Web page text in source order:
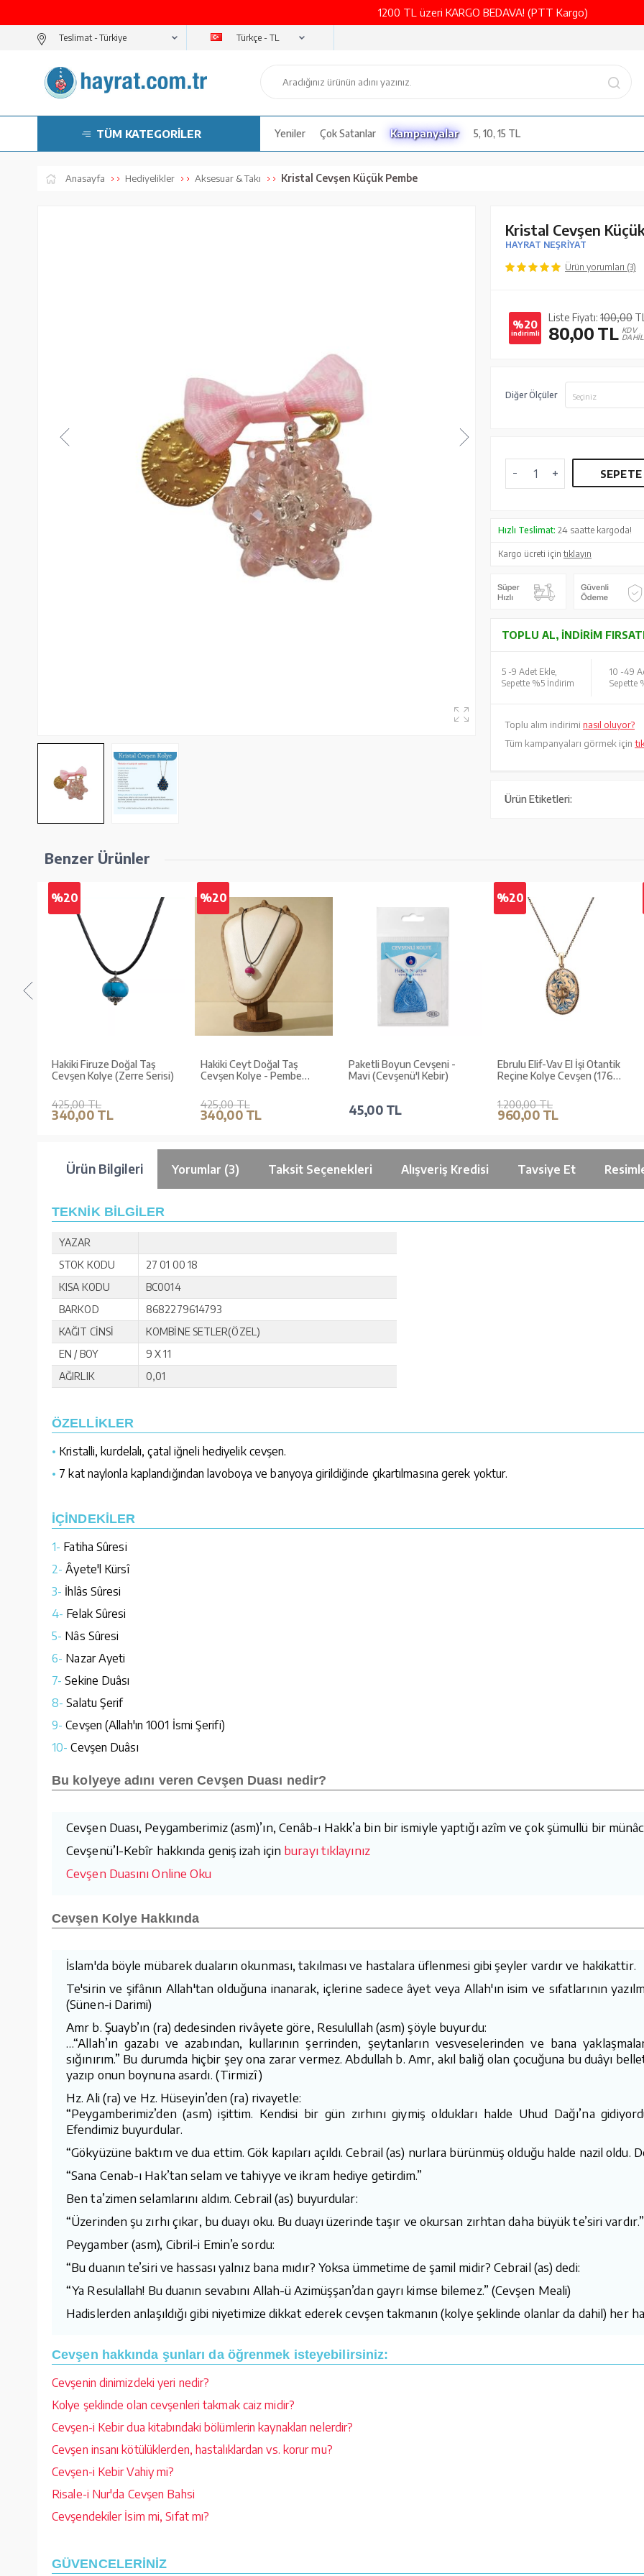
1200 TL üzeri KARGO BEDAVA! (PTT Kargo)
Teslimat - Türkçe - TL
TÜM KATEGORİLER Yeniler Çok Satanlar Kampanyalar 5, 10, 15 TL
Anasayfa Hediyelikler Aksesuar & Takı Kristal Cevşen Küçük Pembe
Kristal Cevşen
HAYRAT NEŞRİYAT
Ürün yorumları (3)
%20
indirimli
Liste Fiyatı: 100,00 TL
80,00TL KDV
DAHİL
Diğer Ölçüler Seçiniz
Hızlı Teslimat: 24 saatte kargoda!
Kargo ücreti içintıklayın
TOPLU AL, İNDIRIM
5 -9 Adet Ekle,
Sepette %5 İndirim
10 -49
Sepette
Toplu alım indirimi nasıl oluyor?
Tüm kampanyaları görmek için
Ürün Etiketleri:
Benzer Ürünler
%20
Hakiki Firuze Doğal Taş
Cevşen Kolye (Zerre Serisi)
425,00 TL
340,00 TL
%20
Hakiki Ceyt Doğal Taş
Cevşen Kolye - Pembe
425,00 TL
340,00 TL
Paketli Boyun Cevşeni -
Mavi (Cevşenü'l Kebir)
45,00 TL
%20
Ebrulu Elif-Vav El İşi Otantik
Reçine Kolye Cevşen (1766-
1.200,00 TL
960,00 TL
Ürün Bilgileri Yorumlar (3) Taksit Seçenekleri Alışveriş Kredisi Tavsiye Et
TEKNİK BİLGİLER
YAZAR
STOK KODU
27 01 00 18
KISA KODU
BC0014
BARKOD
8682279614793
KAĞIT CİNSİ
KOMBİNE SETLER(ÖZEL)
EN / BOY
9 X 11
AĞIRLIK
0,01
ÖZELLİKLER
• Kristalli, kurdelalı, çatal iğneli hediyelik cevşen.
• 7 kat naylonla kaplandığından lavoboya ve banyoya girildiğinde çıkartılmasına gerek yoktur.
İÇİNDEKİLER
1- Fatiha Sûresi
2- Âyete'l Kürsî
3- İhlâs Sûresi
4- Felak Sûresi
5- Nâs Sûresi
6- Nazar Ayeti
7- Sekine Duâsı
8- Salatu Şerif
9- Cevşen (Allah'ın 1001 İsmi Şerifi)
10- Cevşen Duâsı
Bu kolyeye adını veren Cevşen Duası nedir?
Cevşen Duası, Peygamberimiz (asm)’ın, Cenâb-ı Hakk’a bin bir ismiyle yaptığı azîm ve çok şümullü bir
Cevşenü’l-Kebîr hakkında geniş izah için burayı tıklayınız
Cevşen Duasını Online Oku
Cevşen Kolye Hakkında
İslam'da böyle mübarek duaların okunması, takılması ve hastalara üflenmesi gibi şeyler vardır ve hakikattir.
Te'sirin ve şifânın Allah'tan olduğuna inanarak, içlerine sadece âyet veya Allah'ın isim ve sıfatlarının
(Sünen-i Darimi)
Amr b. Şuayb’ın (ra) dedesinden rivâyete göre, Resulullah (asm) şöyle buyurdu:
…“Allah’ın gazabı ve azabından, kullarının şerrinden, şeytanların vesveselerinden ve bana
sığınırım.” Bu durumda hiçbir şey ona zarar vermez. Abdullah b. Amr, akıl baliğ olan çocuğuna bu duâyı
yazıp onun boynuna asardı. (Tirmizî)
Hz. Ali (ra) ve Hz. Hüseyin’den (ra) rivayetle:
“Peygamberimiz’den (asm) işittim. Kendisi bir gün zırhını giymiş oldukları halde Uhud Dağı’na
Efendimiz buyurdular.
“Gökyüzüne baktım ve dua ettim. Gök kapıları açıldı. Cebrail (as) nurlara bürünmüş olduğu halde nazil oldu.
“Sana Cenab-ı Hak’tan selam ve tahiyye ve ikram hediye getirdim.”
Ben ta’zimen selamlarını aldım. Cebrail (as) buyurdular:
“Üzerinden şu zırhı çıkar, bu duayı oku. Bu duayı üzerinde taşır ve okursan zırhtan daha büyük te’siri vardır.”
Peygamber (asm), Cibril-i Emin’e sordu:
“Bu duanın te’siri ve hassası yalnız bana mıdır? Yoksa ümmetime de şamil midir? Cebrail (as) dedi:
“Ya Resulallah! Bu duanın sevabını Allah-ü Azimüşşan’dan gayrı kimse bilemez.” (Cevşen Meali)
Hadislerden anlaşıldığı gibi niyetimize dikkat ederek cevşen takmanın (kolye şeklinde olanlar da dahil) her
Cevşen hakkında şunları da öğrenmek isteyebilirsiniz:
Cevşenin dinimizdeki yeri nedir?
Kolye şeklinde olan cevşenleri takmak caiz midir?
Cevşen-i Kebir dua kitabındaki bölümlerin kaynakları nelerdir?
Cevşen insanı kötülüklerden, hastalıklardan vs. korur mu?
Cevşen-i Kebir Vahiy mi?
Risale-i Nur'da Cevşen Bahsi
Cevşendekiler İsim mi, Sıfat mı?
GÜVENCELERİNİZ